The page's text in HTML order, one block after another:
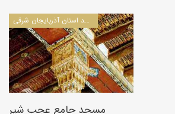
مساجد استان آذربايجان شرقی
مسجد جامع عجب شير